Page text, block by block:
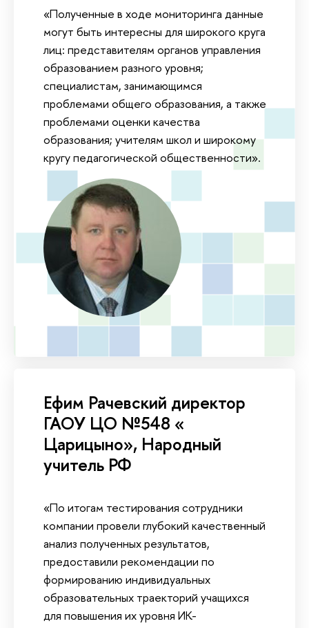
«Полученные в ходе мониторинга данные
могут быть интересны для широкого круга
лиц: представителям органов управления
образованием разного уровня;
специалистам, занимающимся
проблемами общего образования, а также
проблемами оценки качества
образования; учителям школ и широкому
кругу педагогической общественности».
Ефим Рачевский директор
ГАОУ ЦО №548 «
Царицыно», Народный
учитель РФ
«По итогам тестирования сотрудники
компании провели глубокий качественный
анализ полученных результатов,
предоставили рекомендации по
формированию индивидуальных
образовательных траекторий учащихся
для повышения их уровня ИК-